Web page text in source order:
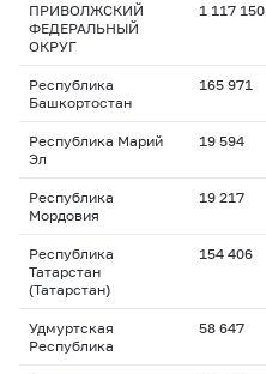
ПРИВОЛЖСКИЙ
ФЕДЕРАЛЬНЫЙ
ОКРУГ
1 117 150
Республика
Башкортостан
165 971
Республика Марий
Эл
19 594
Республика
Мордовия
19 217
Республика
Татарстан
(Татарстан)
154 406
Удмуртская
Республика
58 647